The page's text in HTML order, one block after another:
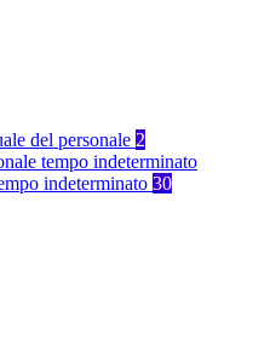
del personale 2
tempo indeterminato
indeterminato 30